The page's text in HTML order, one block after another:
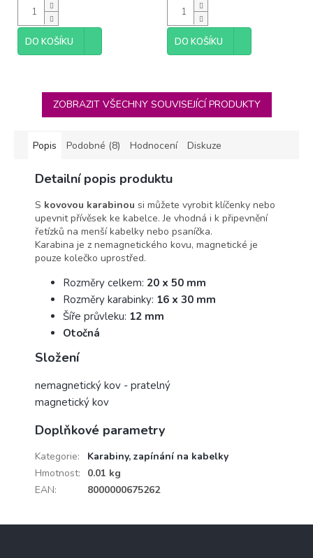
DO KOŠÍKU DO KOŠÍKU
ZOBRAZIT VŠECHNY SOUVISEJÍCÍ PRODUKTY
Popis Podobné (8) Hodnocení Diskuze
Detailní popis produktu
S kovovou karabinou si můžete vyrobit klíčenky nebo
upevnit přívěsek ke kabelce. Je vhodná i k připevnění
řetízků na menší kabelky nebo psaníčka.
Karabina je z nemagnetického kovu, magnetické je
pouze kolečko uprostřed.
Rozměry celkem: 20 x 50 mm
Rozměry karabinky: 16 x 30 mm
Šíře průvleku: 12 mm
Otočná
Složení
nemagnetický kov - pratelný
magnetický kov
Doplňkové parametry
Kategorie:
Karabiny, zapínání na kabelky
Hmotnost:
0.01 kg
EAN: 8000000675262